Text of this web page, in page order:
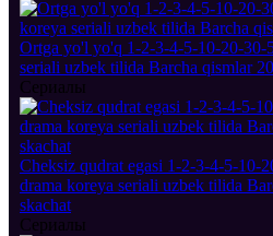
Ortga yo'l yo'q 1-2-3-4-5-10-20-30-
seriali uzbek tilida Barcha qismlar
Сериалы
Cheksiz qudrat egasi 1-2-3-4-5-10-
drama koreya seriali uzbek tilida
skachat
Сериалы